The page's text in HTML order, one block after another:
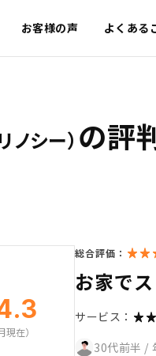
お客様の声 よくある
ノシー） の評
在）
総合評価：
お家で
サービス：
30代前半 /